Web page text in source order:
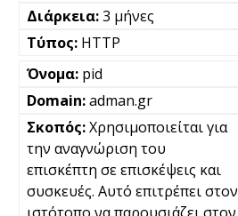
3 μήνες
HTTP
pid
adman.gr
Χρησιμοποιείται για
την αναγνώριση του
επισκέπτη σε επισκέψεις και
συσκευές. Αυτό επιτρέπει στον